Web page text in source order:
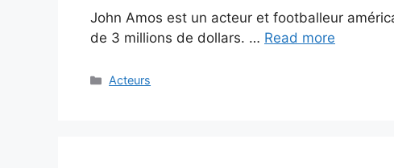
John Amos est un acteur et footballeur
de 3 millions de dollars. … Read more
Categories
Acteurs